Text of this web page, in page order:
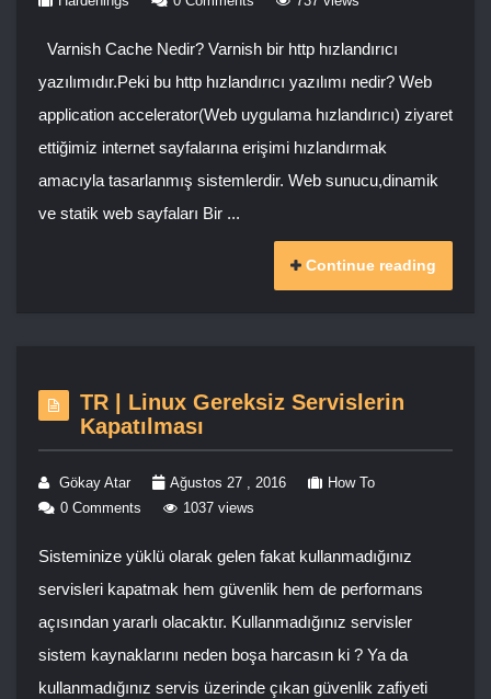
Varnish Cache Nedir? Varnish bir http hızlandırıcı
yazılımıdır.Peki bu http hızlandırıcı yazılımı nedir? Web
application accelerator(Web uygulama hızlandırıcı) ziyaret
ettiğimiz internet sayfalarına erişimi hızlandırmak
amacıyla tasarlanmış sistemlerdir. Web sunucu,dinamik
ve statik web sayfaları Bir ...
Continue reading
TR | Linux Gereksiz Servislerin
Kapatılması
Gökay Atar Ağustos 27 , 2016
How To
0 Comments
1037 views
Sisteminize yüklü olarak gelen fakat kullanmadığınız
servisleri kapatmak hem güvenlik hem de performans
açısından yararlı olacaktır. Kullanmadığınız servisler
sistem kaynaklarını neden boşa harcasın ki ? Ya da
kullanmadığınız servis üzerinde çıkan güvenlik zafiyeti